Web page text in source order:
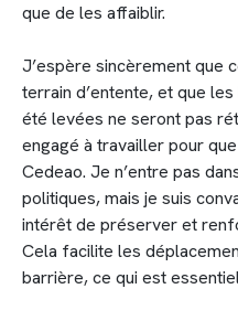
que de les affaiblir.
J’espère sincèrement que
terrain d’entente, et que
été levées ne seront pas
engagé à travailler pour
Cedeao. Je n’entre pas
politiques, mais je suis
intérêt de préserver et
Cela facilite les
barrière, ce qui est